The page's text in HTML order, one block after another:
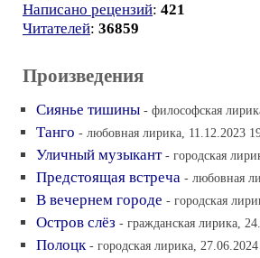
Написано рецензий: 421
Читателей: 36859
Произведения
Сиянье тишины - философская
Танго - любовная лирика, 11.12.2023
Уличный музыкант - городская
Предстоящая встреча - любовная
В вечернем городе - городская
Остров слёз - гражданская лирика,
Полоцк - городская лирика,